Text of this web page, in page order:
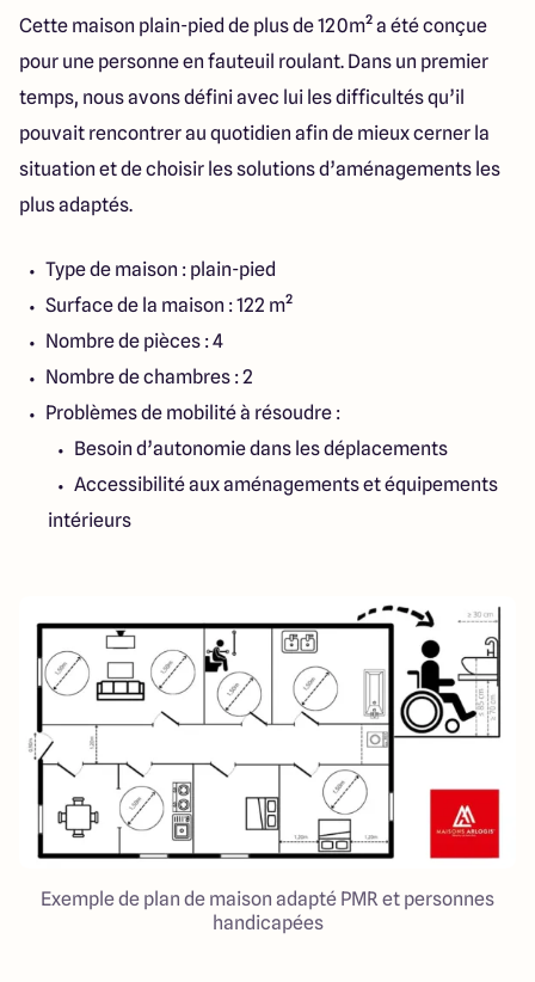
Cette maison plain-pied de plus de 120m² a été conçue
pour une personne en fauteuil roulant. Dans un premier
temps, nous avons défini avec lui les difficultés qu’il
pouvait rencontrer au quotidien afin de mieux cerner la
situation et de choisir les solutions d’aménagements les
plus adaptés.
Type de maison : plain-pied
Surface de la maison : 122 m²
Nombre de pièces : 4
Nombre de chambres : 2
Problèmes de mobilité à résoudre :
Besoin d’autonomie dans les déplacements
Accessibilité aux aménagements et équipements
intérieurs
Exemple de plan de maison adapté PMR et personnes
handicapées